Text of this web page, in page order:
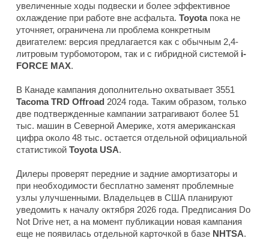
увеличенные ходы подвески и более эффективное
охлаждение при работе вне асфальта. Toyotaпока не
уточняет, ограничена ли проблема конкретным
двигателем: версия предлагается как с обычным 2,4-
литровым турбомотором, так и с гибридной системой i-
FORCE MAX.
В Канаде кампания дополнительно охватывает 3551
Tacoma TRD Offroad 2024 года. Таким образом, только
две подтвержденные кампании затрагивают более 51
тыс. машин в Северной Америке, хотя американская
цифра около 48 тыс. остается отдельной официальной
статистикой Toyota USA.
Дилеры проверят передние и задние амортизаторы и
при необходимости бесплатно заменят проблемные
узлы улучшенными. Владельцев в США планируют
уведомить к началу октября 2026 года. Предписания Do
Not Drive нет, а на момент публикации новая кампания
еще не появилась отдельной карточкой в базе NHTSA.